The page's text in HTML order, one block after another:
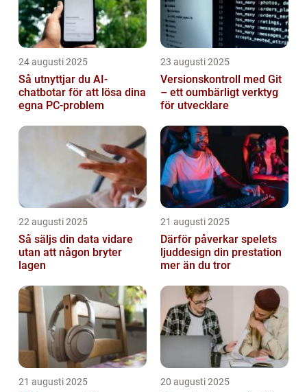
24 augusti 2025
Så utnyttjar du AI-
chatbotar för att lösa dina
egna PC-problem
23 augusti 2025
Versionskontroll med Git
– ett oumbärligt verktyg
för utvecklare
22 augusti 2025
Så säljs din data vidare
utan att någon bryter
lagen
21 augusti 2025
Därför påverkar spelets
ljuddesign din prestation
mer än du tror
21 augusti 2025 20 augusti 2025